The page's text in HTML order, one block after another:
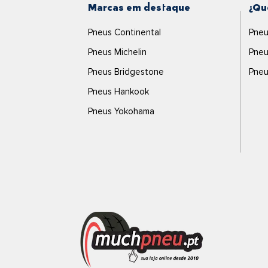
Marcas em destaque
Pneus Continental
Pneus Michelin
Pneus Bridgestone
Pneus Hankook
Pneus Yokohama